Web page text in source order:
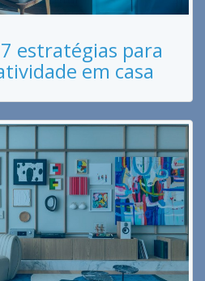
estratégias para
em casa